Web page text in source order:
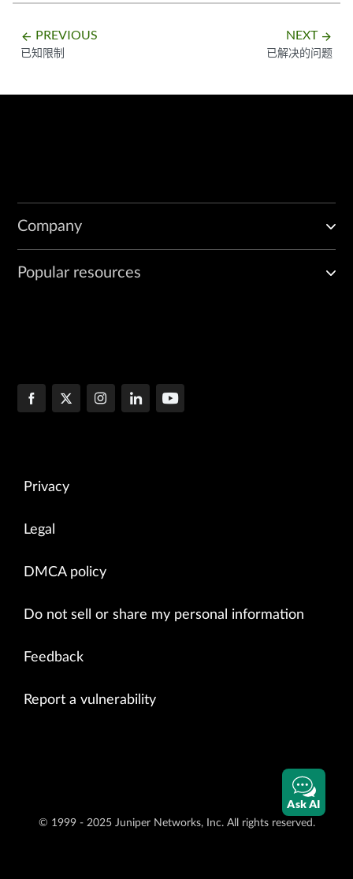
arrow_backward PREVIOUS
已知限制
NEXT arrow_forward
已解决的问题
Company
Popular resources
Privacy
Legal
DMCA policy
Do not sell or share my personal information
Feedback
Report a vulnerability
© 1999 - 2025 Juniper Networks, Inc. All rights reserved.
Ask AI